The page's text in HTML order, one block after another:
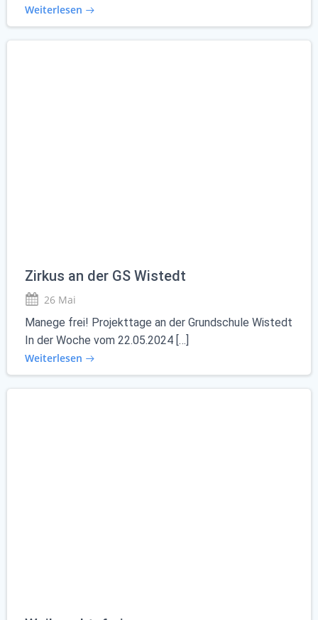
Weiterlesen
Zirkus an der GS Wistedt
26 Mai
Manege frei! Projekttage an der Grundschule Wistedt
In der Woche vom 22.05.2024 […]
Weiterlesen